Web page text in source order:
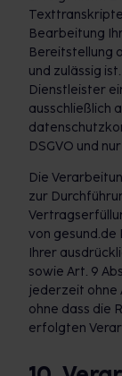
Bearbeitung
Bereitstellung
und zulässig
Dienstleister
ausschließlich
DSGVO und
Die
zur
von gesund.de
Ihrer
sowie Art. 9
jederzeit ohne
ohne dass die
erfolgten